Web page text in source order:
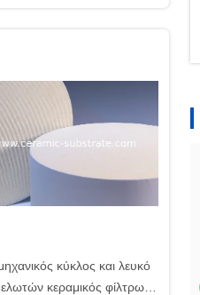
κύκλος και λευκό
κεραμικός φίλτρων